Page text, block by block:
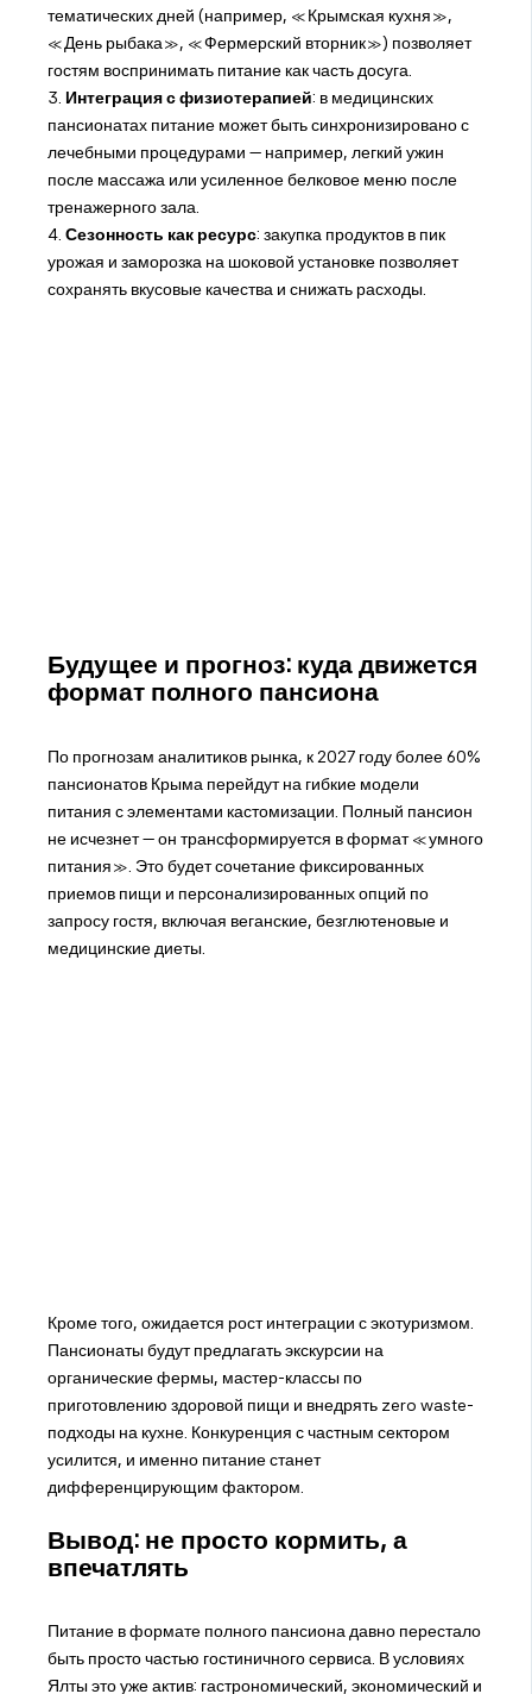
тематических дней (например, «Крымская кухня»,
«День рыбака», «Фермерский вторник») позволяет
гостям воспринимать питание как часть досуга.
3. Интеграция с физиотерапией: в медицинских
пансионатах питание может быть синхронизировано с
лечебными процедурами — например, легкий ужин
после массажа или усиленное белковое меню после
тренажерного зала.
4. Сезонность как ресурс: закупка продуктов в пик
урожая и заморозка на шоковой установке позволяет
сохранять вкусовые качества и снижать расходы.
Будущее и прогноз: куда движется
формат полного пансиона
По прогнозам аналитиков рынка, к 2027 году более 60%
пансионатов Крыма перейдут на гибкие модели
питания с элементами кастомизации. Полный пансион
не исчезнет — он трансформируется в формат «умного
питания». Это будет сочетание фиксированных
приемов пищи и персонализированных опций по
запросу гостя, включая веганские, безглютеновые и
медицинские диеты.
Кроме того, ожидается рост интеграции с экотуризмом.
Пансионаты будут предлагать экскурсии на
органические фермы, мастер-классы по
приготовлению здоровой пищи и внедрять zero waste-
подходы на кухне. Конкуренция с частным сектором
усилится, и именно питание станет
дифференцирующим фактором.
Вывод: не просто кормить, а
впечатлять
Питание в формате полного пансиона давно перестало
быть просто частью гостиничного сервиса. В условиях
Ялты это уже актив: гастрономический, экономический и